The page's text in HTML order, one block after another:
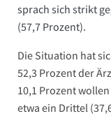
sprach sich strikt
(57,7 Prozent).
Die Situation hat
52,3 Prozent der
10,1 Prozent
etwa ein Drittel